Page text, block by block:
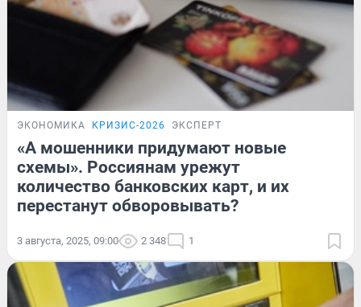
ЭКОНОМИКА КРИЗИС-2026 ЭКСПЕРТ
«А мошенники придумают новые
схемы». Россиянам урежут
количество банковских карт, и их
перестанут обворовывать?
3 августа, 2025, 09:00 2 348 1